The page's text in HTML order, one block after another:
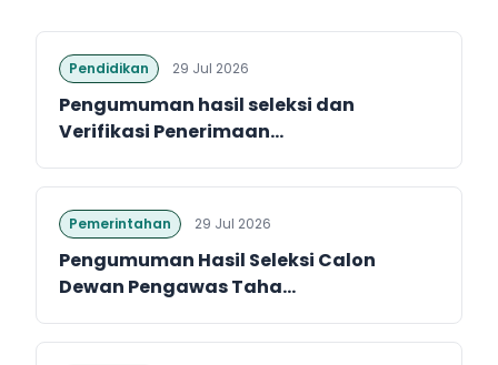
Pendidikan 29 Jul 2026
Pengumuman hasil seleksi dan
Verifikasi Penerimaan...
Pemerintahan 29 Jul 2026
Pengumuman Hasil Seleksi Calon
Dewan Pengawas Taha...